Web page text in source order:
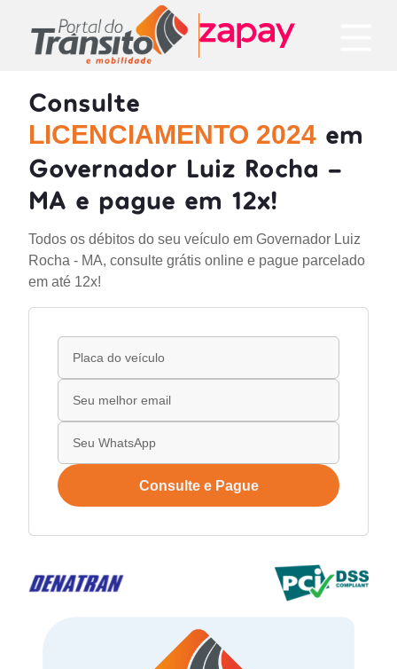
Consulte
LICENCIAMENTO 2024 em
Governador Luiz Rocha -
MA e pague em 12x!
Todos os débitos do seu veículo em Governador Luiz
Rocha - MA, consulte grátis online e pague parcelado
em até 12x!
Consulte e Pague